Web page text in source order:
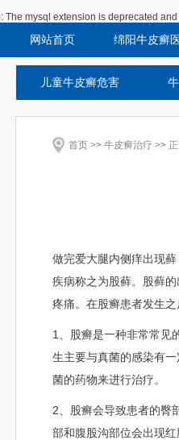
The mysql extension is deprecated
网站首页 绵阳牛皮癣
儿童牛皮癣危害
首页 >> 牛皮癣治疗 >>
做完爱大腿内侧痒出现
疾病称之为股藓。股藓
疼痛。在股癣患者发生
1、股癣是一种非常常见
生主要与真菌的感染有
菌的药物来进行治疗。
2、股癣会导致患者的臀
部和腹股沟部位会出现